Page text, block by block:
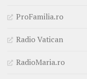
ProFamilia.ro
Radio Vatican
RadioMaria.ro